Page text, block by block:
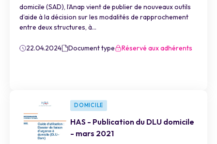
domicile (SAD), l’Anap vient de publier de nouveaux outils
d’aide à la décision sur les modalités de rapprochement
entre deux structures, à...
22.04.2024 Document type Réservé aux adhérents
DOMICILE
HAS - Publication du DLU domicile
- mars 2021